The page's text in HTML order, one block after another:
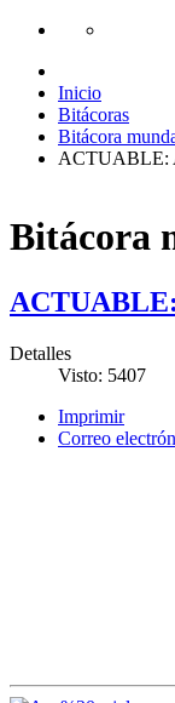
Inicio
Bitácoras
Bitácora
ACTUABLE:
Bitácora
Detalles
Visto: 5407
Imprimir
Correo